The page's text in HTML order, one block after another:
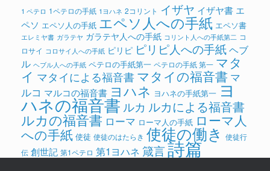
1 ペテロ 1ペテロの手紙 1ヨハネ 2コリント イザヤ イザヤ書 エ
ペソ エペソ人の手紙 エペソ人への手紙 エペソ書
エレミヤ書 ガラテヤ ガラテヤ人への手紙 コリント人への手紙第二 コ
ロサイ コロサイ人への手紙 ピリピ ピリピ人への手紙ヘブ
ル ヘブル人への手紙 ペテロの手紙第一 ペテロの手紙 第一 マタ
イ マタイによる福音書 マタイの福音書 マ
ルコ マルコの福音書 ヨハネ ヨハネの手紙第一 ヨ
ハネの福音書 ルカ ルカによる福音書
ルカの福音書 ローマ ローマ人の手紙 ローマ人
への手紙 使徒 使徒のはたらき 使徒の働き 使徒行
伝 創世記 第1ペテロ 第1ヨハネ 箴言詩篇